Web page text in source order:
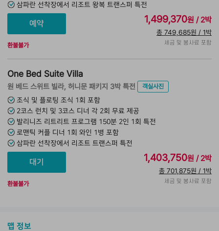
삼파란 선착장에서 리조트 왕복 트랜스퍼 특전
환불불가
1,499,370원 / 2박
총 749,685원 / 1박
세금 및 봉사료 포함
One Bed Suite Villa
원 베드 스위트 빌라, 허니문 패키지 3박 특전
객실사진
조식 및 플로팅 조식 1회 포함
2코스 런치 및 3코스 디너 각 2회 무료 제공
발리니즈 리트리트 프로그램 150분 2인 1회 특전
로맨틱 커플 디너 1회 와인 1병 포함
삼파란 선착장에서 리조트 트랜스퍼 특전
환불불가
1,403,750원 / 2박
총 701,875원 / 1박
세금 및 봉사료 포함
맵 정보